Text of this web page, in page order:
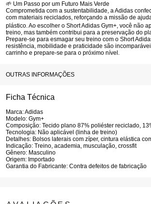
🌱 Um Passo por um Futuro Mais Verde
Comprometida com a sustentabilidade, a Adidas
com materiais reciclados, reforçando a missão de
plástico.Ao escolher o Short Adidas Gym+, você não
treino, mas também contribui para a preservação do
Prepare-se para esmagar seu treino com o Short
resistência, mobilidade e praticidade são
carrinho e prepare-se para o próximo nível.
OUTRAS INFORMAÇÕES
Ficha Técnica
Marca:Adidas
Modelo: Gym+
Composição: Tecido plano 87% poliéster reciclado,
Tecnologia: Não aplicável (linha de treino)
Detalhes: Bolsos laterais com zíper, cintura elástica
Indicação: Treino, academia, musculação, crossfit
Gênero: Masculino
Origem: Importado
Garantia do Fabricante: Contra defeitos de fabricação